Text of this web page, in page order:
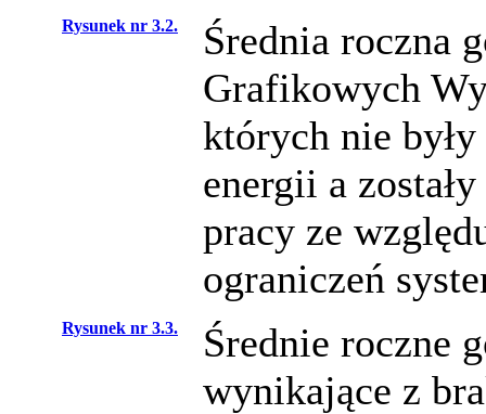
Rysunek nr 3.2.
Średnia roczna
Grafikowych
których nie były
energii a
pracy ze
ograniczeń
Rysunek nr 3.3.
Średnie roczne
wynikające z